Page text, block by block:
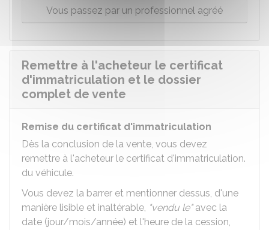
Vous passez par un professionnel agréé
Remettre à l'acheteur le certificat
d'immatriculation et le dossier
complet de vente
Remise du certificat d'immatriculation
Dès la conclusion de la vente, vous devez
remettre à l'acheteur le certificat d'immatriculation.
du véhicule.
Vous devez la barrer et mentionner dessus, d'une
manière lisible et inaltérable, "vendu le"avec la
date (jour/mois/année) et l'heure de la cession,